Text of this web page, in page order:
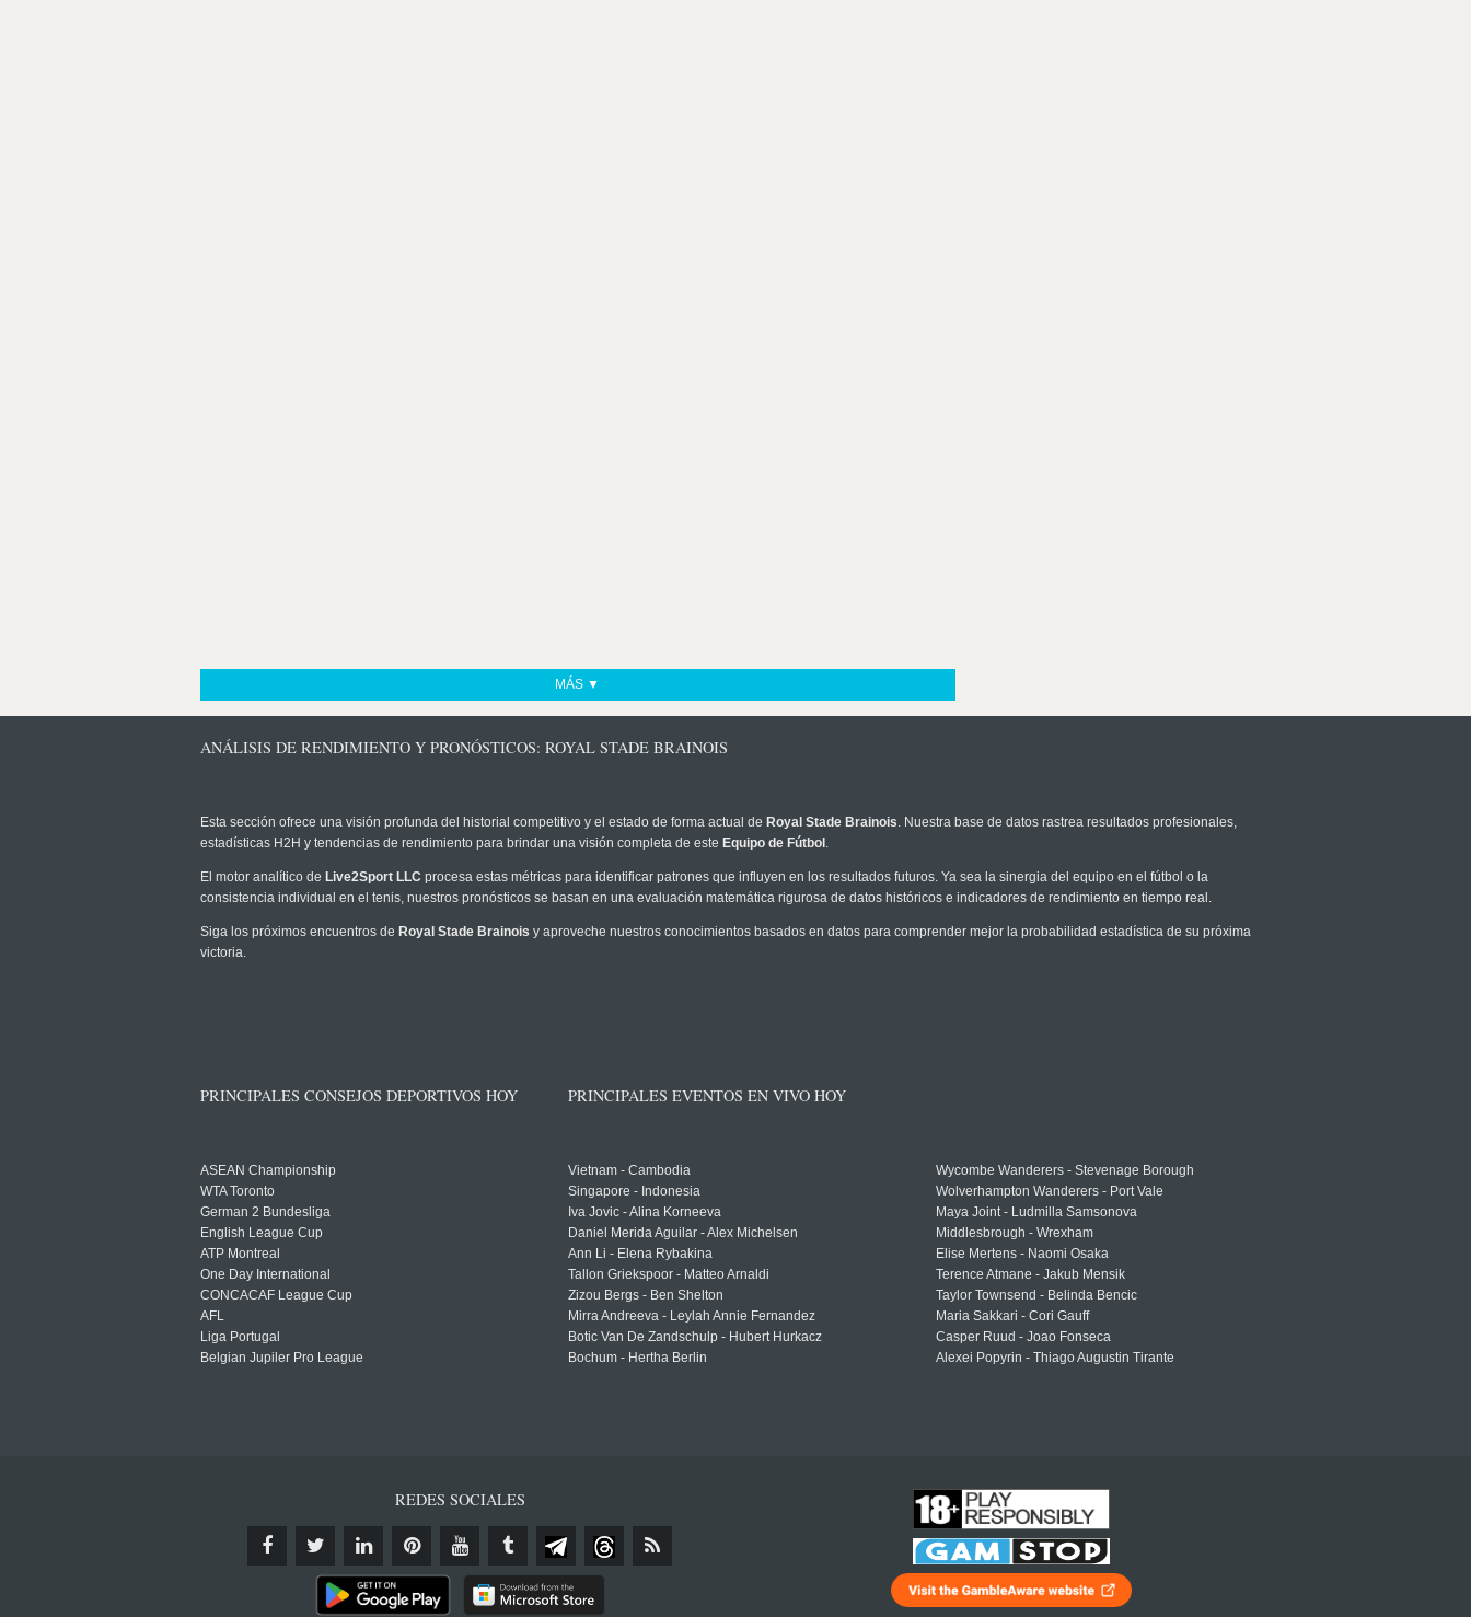
MÁS ▼
ANÁLISIS DE RENDIMIENTO Y PRONÓSTICOS: ROYAL STADE BRAINOIS
Esta sección ofrece una visión profunda del historial competitivo y el estado de forma actual de Royal Stade Brainois. Nuestra base de datos rastrea resultados profesionales,
estadísticas H2H y tendencias de rendimiento para brindar una visión completa de este Equipo de Fútbol .
El motor analítico de Live2Sport LLC procesa estas métricas para identificar patrones que influyen en los resultados futuros. Ya sea la sinergia del equipo en el fútbol o la
consistencia individual en el tenis, nuestros pronósticos se basan en una evaluación matemática rigurosa de datos históricos e indicadores de rendimiento en tiempo real.
Siga los próximos encuentros de Royal Stade Brainois y aproveche nuestros conocimientos basados en datos para comprender mejor la probabilidad estadística de su próxima
victoria.
PRINCIPALES CONSEJOS DEPORTIVOS HOY
ASEAN Championship
WTA Toronto
German 2 Bundesliga
English League Cup
ATP Montreal
One Day International
CONCACAF League Cup
AFL
Liga Portugal
Belgian Jupiler Pro League
PRINCIPALES EVENTOS EN VIVO HOY
Vietnam - Cambodia
Singapore - Indonesia
Iva Jovic - Alina Korneeva
Daniel Merida Aguilar - Alex Michelsen
Ann Li - Elena Rybakina
Tallon Griekspoor - Matteo Arnaldi
Zizou Bergs - Ben Shelton
Mirra Andreeva - Leylah Annie Fernandez
Botic Van De Zandschulp - Hubert Hurkacz
Bochum - Hertha Berlin
Wycombe Wanderers - Stevenage Borough
Wolverhampton Wanderers - Port Vale
Maya Joint - Ludmilla Samsonova
Middlesbrough - Wrexham
Elise Mertens - Naomi Osaka
Terence Atmane - Jakub Mensik
Taylor Townsend - Belinda Bencic
Maria Sakkari - Cori Gauff
Casper Ruud - Joao Fonseca
Alexei Popyrin - Thiago Augustin Tirante
REDES SOCIALES